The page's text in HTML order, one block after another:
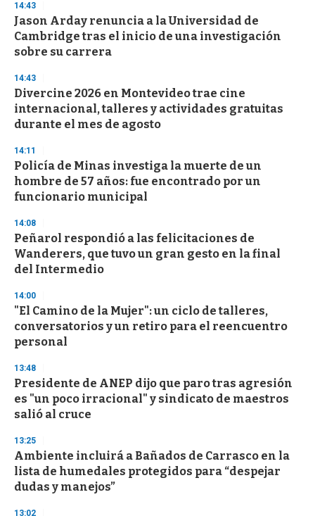
d
s
o
f
3
s
e
c
o
n
14:43
Jason Arday renuncia a la Universidad de
Cambridge tras el inicio de una investigación
sobre su carrera
14:43
Divercine 2026 en Montevideo trae cine
internacional, talleres y actividades gratuitas
durante el mes de agosto
14:11
Policía de Minas investiga la muerte de un
hombre de 57 años: fue encontrado por un
funcionario municipal
14:08
Peñarol respondió a las felicitaciones de
Wanderers, que tuvo un gran gesto en la final
del Intermedio
14:00
"El Camino de la Mujer": un ciclo de talleres,
conversatorios y un retiro para el reencuentro
personal
13:48
Presidente de ANEP dijo que paro tras agresión
es "un poco irracional" y sindicato de maestros
salió al cruce
13:25
Ambiente incluirá a Bañados de Carrasco en la
lista de humedales protegidos para “despejar
dudas y manejos”
13:02